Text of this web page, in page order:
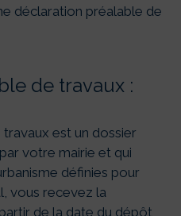
déclaration préalable de
de travaux :
est un dossier
votre mairie et qui
définies pour
vous recevez la
de la date du dépôt